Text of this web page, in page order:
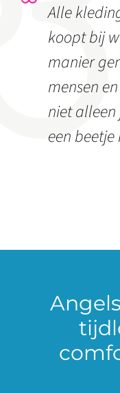
Alle
koopt bij
manier
mensen
niet
een beetje